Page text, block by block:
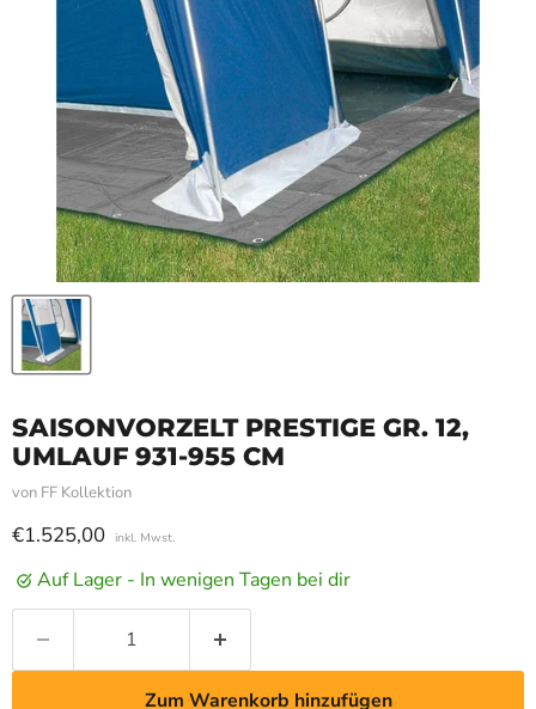
SAISONVORZELT PRESTIGE GR. 12,
UMLAUF 931-955 CM
von FF Kollektion
Aktueller Preis
€1.525,00 inkl. Mwst.
Auf Lager - In wenigen Tagen bei dir
Zum Warenkorb hinzufügen